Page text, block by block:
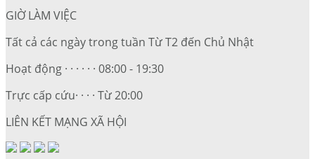
GIỜ LÀM VIỆC
Tất cả các ngày trong tuần Từ T2 đến Chủ Nhật
Hoạt động · · · · · · 08:00 - 19:30
Trực cấp cứu· · · · Từ 20:00
LIÊN KẾT MẠNG XÃ HỘI